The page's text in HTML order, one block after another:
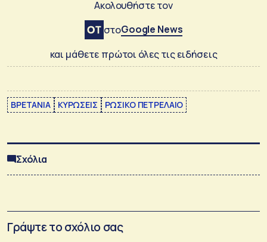
Ακολουθήστε τον
στοGoogle News
και μάθετε πρώτοι όλες τις ειδήσεις
ΒΡΕΤΑΝΙΑ ΚΥΡΩΣΕΙΣ ΡΩΣΙΚΟ ΠΕΤΡΕΛΑΙΟ
Σχόλια
Γράψτε το σχόλιο σας